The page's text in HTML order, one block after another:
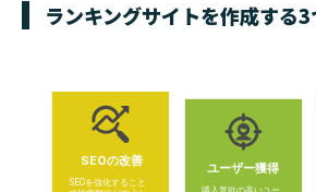
ランキングサイトを作成する